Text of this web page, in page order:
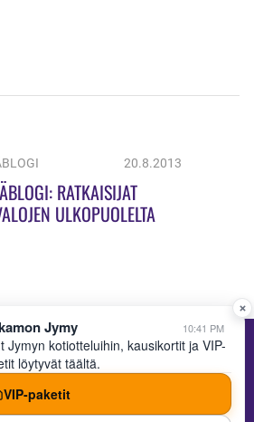
20.8.2013
RATKAISIJAT
ULKOPUOLELTA